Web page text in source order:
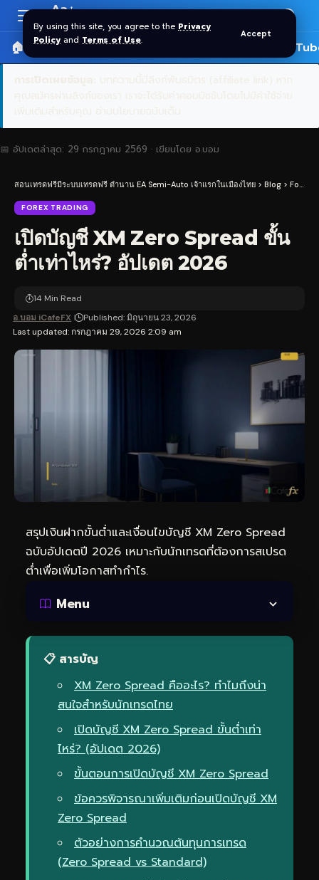
By using this site, you agree to the Privacy
Policy and Terms of Use.
Accept
Resizer
Aa
🏠 หน้าแรก ราคาทอง SPDR 🎬
📅 อัปเดตล่าสุด: 29 กรกฎาคม 2569 · เขียนโดย อ.บอม
สอนเทรดฟรีมีระบบเทรดฟรี ตำนาน EA Semi-Auto เจ้าแรกในเมืองไทย > Blog > Forex Trading
FOREX TRADING
เปิดบัญชี XM Zero Spread ขั้น
ต่ำเท่าไหร่? อัปเดต 2026
Last updated: กรกฎาคม 29, 2026 2:09 am
อ.บอม iCafeFX Published: มิถุนายน 23, 2026
14 Min Read
สรุปเงินฝากขั้นต่ำและเงื่อนไขบัญชี XM Zero Spread
ฉบับอัปเดตปี 2026 เหมาะกับนักเทรดที่ต้องการสเปรด
ต่ำเพื่อเพิ่มโอกาสทำกำไร.
Menu
📋 สารบัญ
XM Zero Spread คืออะไร? ทำไมถึงน่า
สนใจสำหรับนักเทรดไทย
เปิดบัญชี XM Zero Spread ขั้นต่ำเท่า
ไหร่? (อัปเดต 2026)
ขั้นตอนการเปิดบัญชี XM Zero Spread
ข้อควรพิจารณาเพิ่มเติมก่อนเปิดบัญชี XM
Zero Spread
ตัวอย่างการคำนวณต้นทุนการเทรด
(Zero Spread vs Standard)